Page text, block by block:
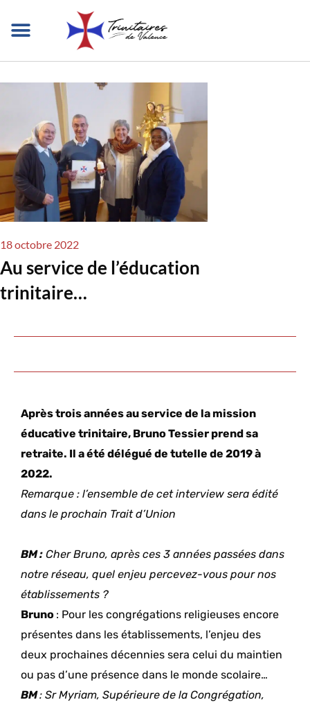
18 octobre 2022
Au service de l’éducation
trinitaire…
Après trois années au service de la mission
éducative trinitaire, Bruno Tessier prend sa
retraite. Il a été délégué de tutelle de 2019 à
2022.
Remarque : l’ensemble de cet interview sera édité
dans le prochain Trait d’Union
BM : Cher Bruno, après ces 3 années passées dans
notre réseau, quel enjeu percevez-vous pour nos
établissements ?
Bruno : Pour les congrégations religieuses encore
présentes dans les établissements, l’enjeu des
deux prochaines décennies sera celui du maintien
ou pas d’une présence dans le monde scolaire…
BM: Sr Myriam, Supérieure de la Congrégation,